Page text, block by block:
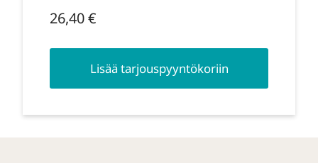
26,40€
Lisää tarjouspyyntökoriin